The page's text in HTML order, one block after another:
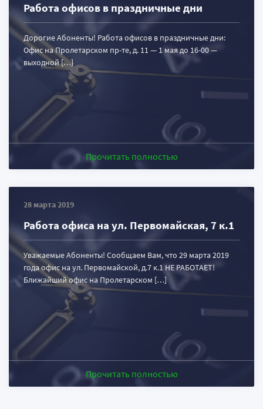
Работа офисов в праздничные дни
Дорогие Абоненты! Работа офисов в праздничные дни:
Офис на Пролетарском пр-те, д. 11 — 1 мая до 16-00 —
выходной […]
Прочитать полностью
28 марта 2019
Работа офиса на ул. Первомайская, 7 к.1
Уважаемые Абоненты! Сообщаем Вам, что 29 марта 2019
года офис на ул. Первомайской, д.7 к.1 НЕ РАБОТАЕТ!
Ближайший офис на Пролетарском […]
Прочитать полностью